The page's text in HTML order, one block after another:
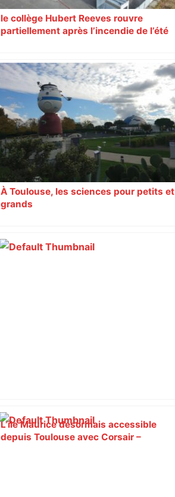
le collège Hubert Reeves rouvre
partiellement après l’incendie de l’été
À Toulouse, les sciences pour petits et
grands
L’île Maurice désormais accessible
depuis Toulouse avec Corsair –